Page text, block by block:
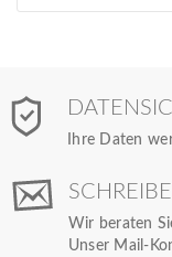
Ihre Daten
Wir beraten
Unser Mail-